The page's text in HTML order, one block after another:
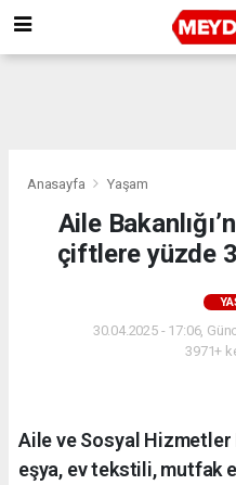
Anasayfa Yaşam
Aile
çiftlere yüzde
30.04.2025 - 17:06,
3971+
Aile ve Sosyal Hizmetler
eşya, ev tekstili, mutfak